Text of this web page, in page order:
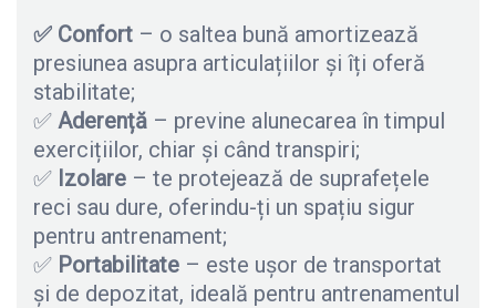
✅ Confort – o saltea bună amortizează
presiunea asupra articulațiilor și îți oferă
stabilitate;
✅ Aderență – previne alunecarea în timpul
exercițiilor, chiar și când transpiri;
✅ Izolare – te protejează de suprafețele
reci sau dure, oferindu-ți un spațiu sigur
pentru antrenament;
✅ Portabilitate – este ușor de transportat
și de depozitat, ideală pentru antrenamentul